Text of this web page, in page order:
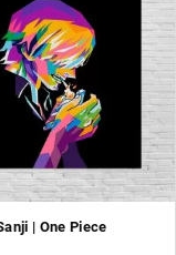
50x50 Ціна: 970 грн
60x60 Ціна: 1290 грн
70x70 Ціна: 1550 грн
80x80 Ціна: 1650 грн
90x90 Ціна: 1800 грн
| One Piece